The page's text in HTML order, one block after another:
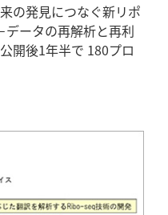
の発見につなぐ新リポ
データの再解析と再利
開後1年半で 180プロ